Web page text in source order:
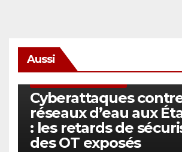
Aussi
Cyberattaques
réseaux d’eau aux
: les retards de
des OT exposés